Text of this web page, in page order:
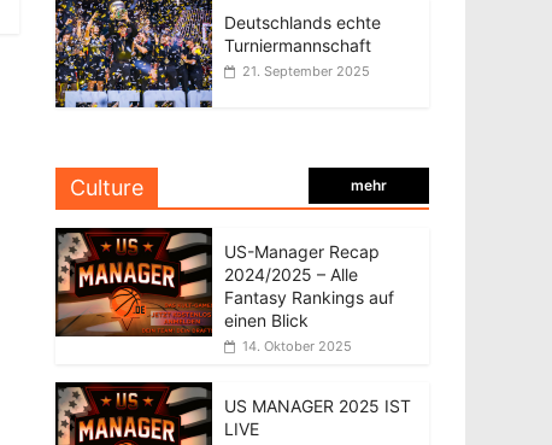
Deutschlands echte
Turniermannschaft
21. September 2025
Culture mehr
US-Manager Recap
2024/2025 – Alle
Fantasy Rankings auf
einen Blick
14. Oktober 2025
US MANAGER 2025 IST
LIVE